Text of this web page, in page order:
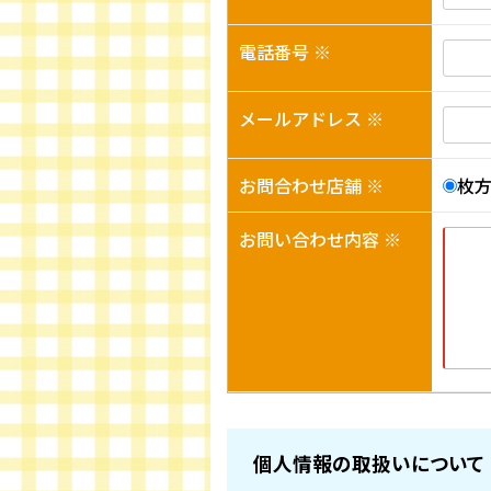
電話番号 ※
メールアドレス ※
お問合わせ店舗 ※ 枚
お問い合わせ内容 ※
個人情報の取扱いについて